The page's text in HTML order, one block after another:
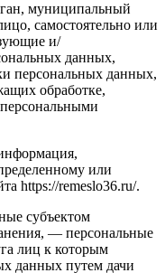
муниципальный
самостоятельно или
и/
данных,
персональных данных,
обработке,
или
https://remeslo36.ru/.
субъектом
— персональные
лиц к которым
данных путем дачи